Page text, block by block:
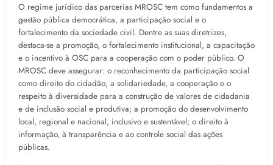
O regime jurídico das parcerias MROSC tem como fundamentos a
gestão pública democrática, a participação social e o
fortalecimento da sociedade civil. Dentre as suas diretrizes,
destaca-se a promoção, o fortalecimento institucional, a capacitação
e o incentivo à OSC para a cooperação com o poder público. O
MROSC deve assegurar: o reconhecimento da participação social
como direito do cidadão; a solidariedade, a cooperação e o
respeito à diversidade para a construção de valores de cidadania
e de inclusão social e produtiva; a promoção do desenvolvimento
local, regional e nacional, inclusivo e sustentável; o direito à
informação, à transparência e ao controle social das ações
públicas.